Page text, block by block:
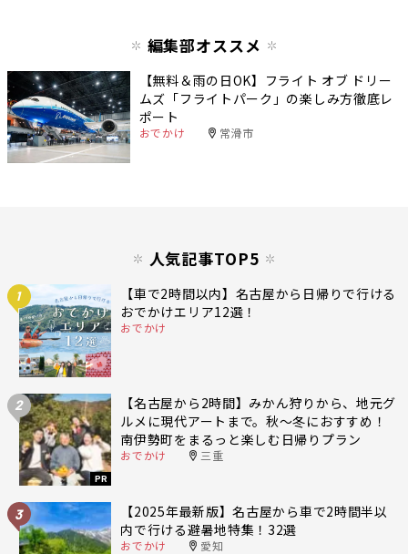
編集部オススメ
【無料＆雨の日OK】フライト オブ ドリー
ムズ「フライトパーク」の楽しみ方徹底レ
ポート
おでかけ 常滑市
人気記事TOP5
1
【車で2時間以内】名古屋から日帰りで行ける
おでかけエリア12選！
おでかけ
2
PR
【名古屋から2時間】みかん狩りから、地元グ
ルメに現代アートまで。秋〜冬におすすめ！
南伊勢町をまるっと楽しむ日帰りプラン
おでかけ 三重
3
【2025年最新版】名古屋から車で2時間半以
内で行ける避暑地特集！32選
おでかけ 愛知